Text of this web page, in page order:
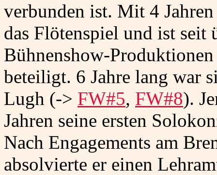
verbunden ist. Mit 4 Jahren
das Flötenspiel und ist seit
Bühnenshow-
beteiligt. 6 Jahre lang war
Lugh (-> FW#5, FW#8).
Jahren seine ersten
Nach Engagements am
absolvierte er einen